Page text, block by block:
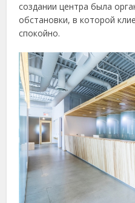
создании центра была
обстановки, в которой
спокойно.